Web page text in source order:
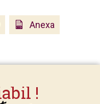
Anexa